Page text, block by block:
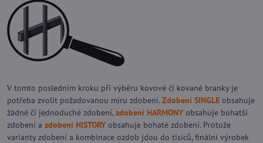
V tomto posledním kroku při výběru kovové či kované branky je
potřeba zvolit požadovanou míru zdobení. Zdobení SINGLE obsahuje
žádné či jednoduché zdobení,zdobení HARMONY obsahuje bohatší
zdobení a zdobení HISTORY obsahuje bohaté zdobení. Protože
varianty zdobení a kombinace ozdob jdou do tisíců, finální výrobek